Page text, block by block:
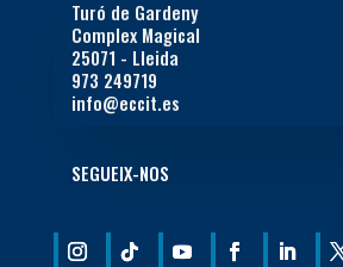
Turó de Gardeny
Complex Magical
25071 - Lleida
973 249719
info@eccit.es
SEGUEIX-NOS